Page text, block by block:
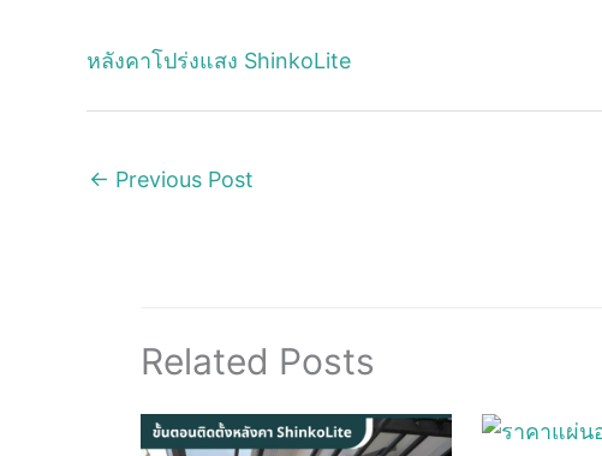
หลังคาโปร่งแสง ShinkoLite
← Previous Post
Related Posts